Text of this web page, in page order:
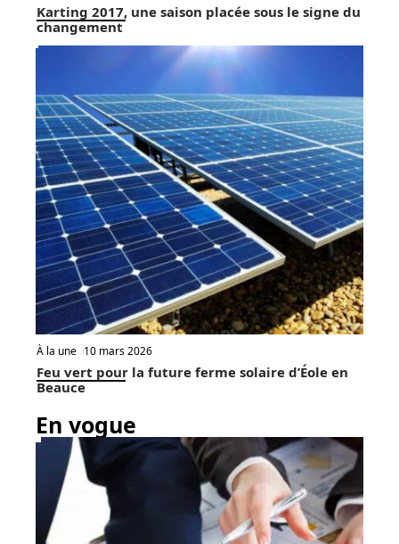
Karting 2017, une saison placée sous le signe du
changement
À la une 10 mars 2026
Feu vert pour la future ferme solaire d’Éole en
Beauce
En vogue